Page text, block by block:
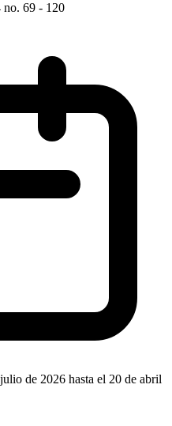
no. 69 - 120
de 2026 hasta el 20 de abril